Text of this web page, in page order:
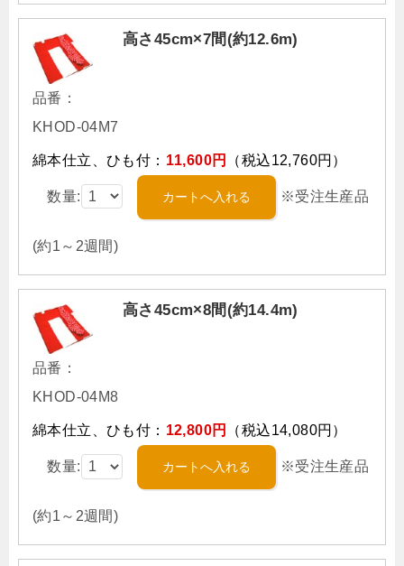
高さ45cm×7間(約12.6m)
品番：
KHOD-04M7
綿本仕立、ひも付： 11,600円 （税込12,760円）
数量: ※受注生産品
(約1～2週間)
高さ45cm×8間(約14.4m)
品番：
KHOD-04M8
綿本仕立、ひも付： 12,800円 （税込14,080円）
数量: ※受注生産品
(約1～2週間)